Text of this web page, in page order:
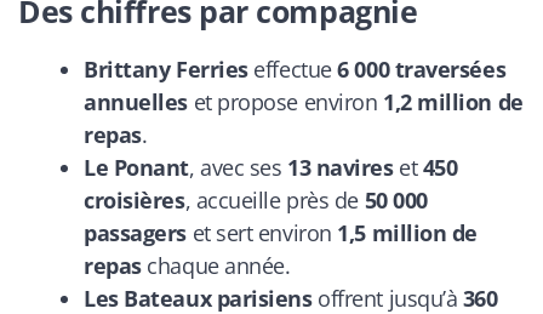
Des chiffres par compagnie
Brittany Ferrieseffectue6 000 traversées
annuelleset propose environ 1,2 million de
repas.
Le Ponant, avec ses 13 navireset450
croisières, accueille près de 50 000
passagerset sert environ 1,5 million de
repaschaque année.
Les Bateaux parisiensoffrent jusqu’à 360